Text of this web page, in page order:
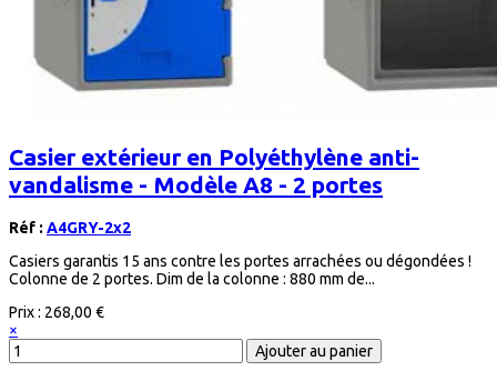
Casier extérieur en Polyéthylène anti-
vandalisme - Modèle A8 - 2 portes
Réf : A4GRY-2x2
Casiers garantis 15 ans contre les portes arrachées ou dégondées !
Colonne de 2 portes. Dim de la colonne : 880 mm de...
Prix : 268,00 €
×